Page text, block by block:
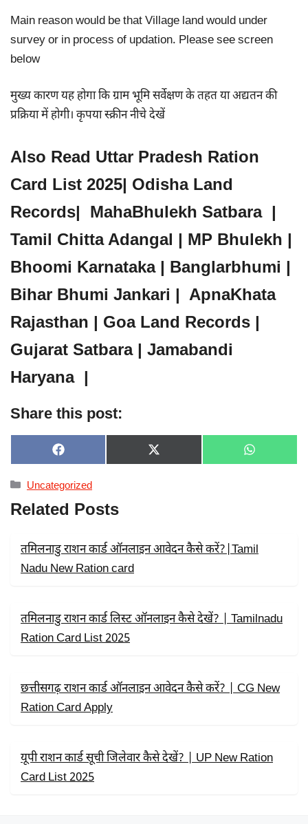
Main reason would be that Village land would under
survey or in process of updation. Please see screen
below
मुख्य कारण यह होगा कि ग्राम भूमि सर्वेक्षण के तहत या अद्यतन की
प्रक्रिया में होगी। कृपया स्क्रीन नीचे देखें
Also Read Uttar Pradesh Ration
Card List 2025| Odisha Land
Records| MahaBhulekh Satbara |
Tamil Chitta Adangal | MP Bhulekh |
Bhoomi Karnataka | Banglarbhumi |
Bihar Bhumi Jankari | ApnaKhata
Rajasthan | Goa Land Records |
Gujarat Satbara | Jamabandi
Haryana|
Share this post:
SHARE
ON
F
A
E
B
O
SHARE
ON
X
(
R
SHARE
ON
W
H
Categories
Uncategorized
Related Posts
तमिलनाडु राशन कार्ड ऑनलाइन आवेदन कैसे करें?|Tamil
Nadu New Ration card
तमिलनाडु राशन कार्ड लिस्ट ऑनलाइन कैसे देखें? | Tamilnadu
Ration Card List 2025
छत्तीसगढ़ राशन कार्ड ऑनलाइन आवेदन कैसे करें? | CG New
Ration Card Apply
यूपी राशन कार्ड सूची जिलेवार कैसे देखें? | UP New Ration
Card List 2025